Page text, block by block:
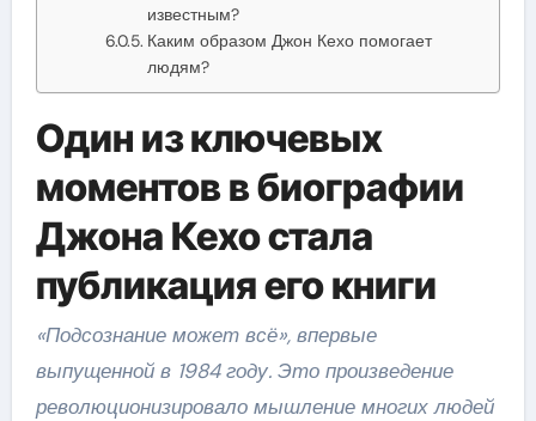
известным?
Каким образом Джон Кехо помогает
людям?
Один из ключевых
моментов в биографии
Джона Кехо стала
публикация его книги
«Подсознание может всё», впервые
выпущенной в 1984 году. Это произведение
революционизировало мышление многих людей